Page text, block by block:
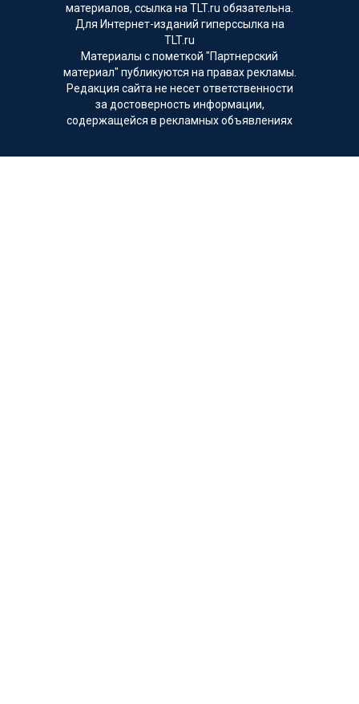
материалов, ссылка на TLT.ru обязательна.
Для Интернет-изданий гиперссылка на
TLT.ru
Материалы с пометкой "Партнерский
материал" публикуются на правах рекламы.
Редакция сайта не несет ответственности
за достоверность информации,
содержащейся в рекламных объявлениях